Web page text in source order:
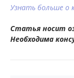
Узнать больше о
Статья носит
Необходима